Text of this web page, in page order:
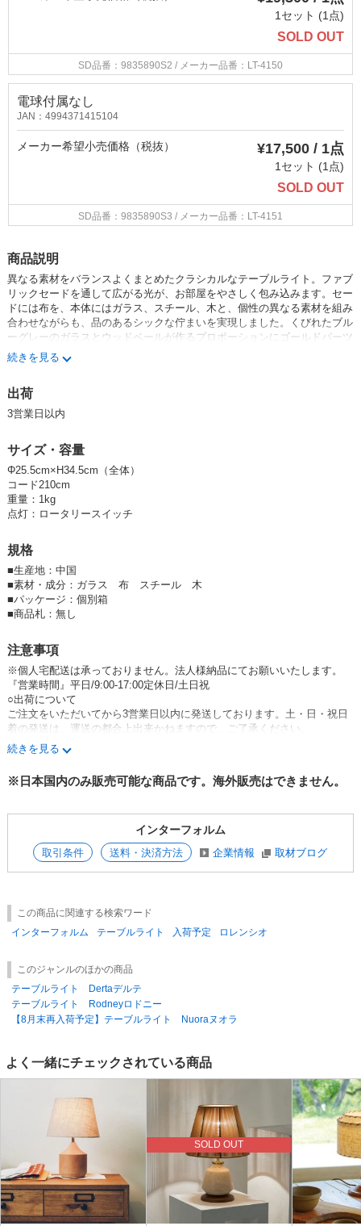
1セット (1点)
SOLD OUT
SD品番：9835890S2 / メーカー品番：LT-4150
電球付属なし
JAN：4994371415104
メーカー希望小売価格（税抜） ¥17,500 / 1点
1セット (1点)
SOLD OUT
SD品番：9835890S3 / メーカー品番：LT-4151
商品説明
異なる素材をバランスよくまとめたクラシカルなテーブルライト。ファブ
リックセードを通して広がる光が、お部屋をやさしく包み込みます。セー
ドには布を、本体にはガラス、スチール、木と、個性の異なる素材を組み
合わせながらも、品のあるシックな佇まいを実現しました。くびれたブル
ーグレーのガラスとウッドベールが作るプロポーションにゴールドパーツ
が映える、美しいデザインです。上下の開いたセードが光を2方向に広げ
てムードのある空間を演出します。下側へも光が広がることで、本体の素
ガラスが消灯時にも美しい佇まいを見せます。なめらかにしつらえたウッ
ドベースとも好相性です。ベッドサイドやソファ横など、落ち着きたい場
続きを見る
出荷
3営業日以内
サイズ・容量
Φ25.5cm×H34.5cm（全体）
コード210cm
重量：1kg
点灯：ロータリースイッチ
規格
■生産地：中国
■素材・成分：ガラス 布 スチール 木
■パッケージ：個別箱
■商品札：無し
注意事項
※個人宅配送は承っておりません。法人様納品にてお願いいたします。
『営業時間』平日/9:00-17:00定休日/土日祝
○出荷について
ご注文をいただいてから3営業日以内に発送しております。土・日・祝日
着の発送は、運送の都合上出来かねますので、ご了承ください。
下代(卸売価格)合計3万円以上で送料無料です(弊社元払い)。
金額が下回った場合は、別途送料を頂戴します。
○販売価格について
全ての取引先様へ、上代価格での販売にご協力をお願いしております。一
よう、ご理解・ご協力をお願い致します。
本サイトと、弊社の在庫は連動していない為、出品中でも在庫切れの場合
がございます。何卒ご了承ください。
商品の誤納、不良や着時破損などの場合がございますので、到着後、必ず
絡ください。
続きを見る
※日本国内のみ販売可能な商品です。海外販売はできません。
インターフォルム
取引条件 送料・決済方法 企業情報 取材ブログ
この商品に関連する検索ワード
インターフォルム
テーブルライト 入荷予定 ロレンシオ
このジャンルのほかの商品
テーブルライト Dertaデルテ
テーブルライト Rodneyロドニー
【8月末再入荷予定】テーブルライト Nuoraヌオラ
よく一緒にチェックされている商品
SOLD OUT